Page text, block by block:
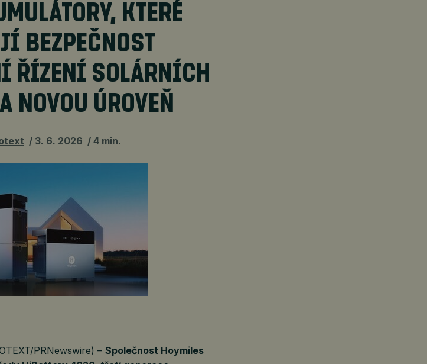
KTERÉ
BEZPEČNOST
ŘÍZENÍ SOLÁRNÍCH
NOVOU ÚROVEŇ
3. 6. 2026 4 min.
PRNewswire) – Společnost Hoymiles